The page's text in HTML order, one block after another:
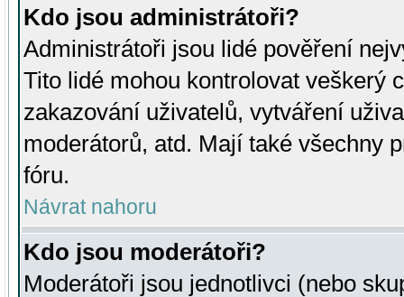
Kdo jsou administrátoři?
Administrátoři jsou lidé pověření
Tito lidé mohou kontrolovat veškerý
zakazování uživatelů, vytváření
moderátorů, atd. Mají také všechny
fóru.
Návrat nahoru
Kdo jsou moderátoři?
Moderátoři jsou jednotlivci (nebo